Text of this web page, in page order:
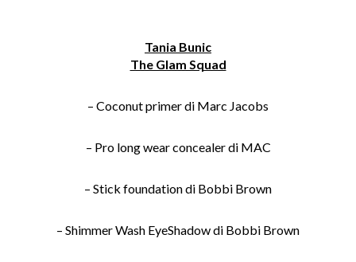
Tania Bunic
The Glam Squad
– Coconut primer di Marc Jacobs
– Pro long wear concealer di MAC
– Stick foundation di Bobbi Brown
– Shimmer Wash EyeShadow di Bobbi Brown